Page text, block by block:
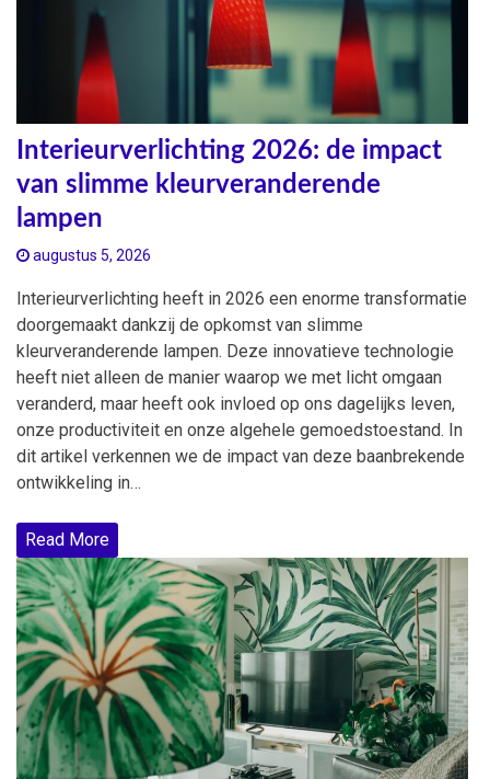
Interieurverlichting 2026: de impact
van slimme kleurveranderende
lampen
augustus 5, 2026
Interieurverlichting heeft in 2026 een enorme transformatie
doorgemaakt dankzij de opkomst van slimme
kleurveranderende lampen. Deze innovatieve technologie
heeft niet alleen de manier waarop we met licht omgaan
veranderd, maar heeft ook invloed op ons dagelijks leven,
onze productiviteit en onze algehele gemoedstoestand. In
dit artikel verkennen we de impact van deze baanbrekende
ontwikkeling in…
Read More